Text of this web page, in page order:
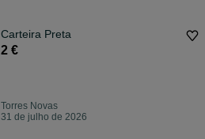
Carteira Preta
2 €
Torres Novas
31 de julho de 2026